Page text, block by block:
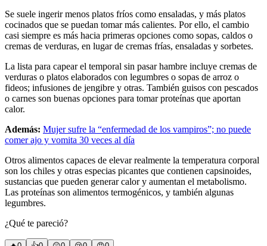
Se suele ingerir menos platos fríos como ensaladas, y más platos
cocinados que se puedan tomar más calientes. Por ello, el cambio
casi siempre es más hacia primeras opciones como sopas, caldos o
cremas de verduras, en lugar de cremas frías, ensaladas y sorbetes.
La lista para capear el temporal sin pasar hambre incluye cremas de
verduras o platos elaborados con legumbres o sopas de arroz o
fideos; infusiones de jengibre y otras. También guisos con pescados
o carnes son buenas opciones para tomar proteínas que aportan
calor.
Además: Mujer sufre la “enfermedad de los vampiros”; no puede
comer ajo y vomita 30 veces al día
Otros alimentos capaces de elevar realmente la temperatura corporal
son los chiles y otras especias picantes que contienen capsinoides,
sustancias que pueden generar calor y aumentan el metabolismo.
Las proteínas son alimentos termogénicos, y también algunas
legumbres.
¿Qué te pareció?